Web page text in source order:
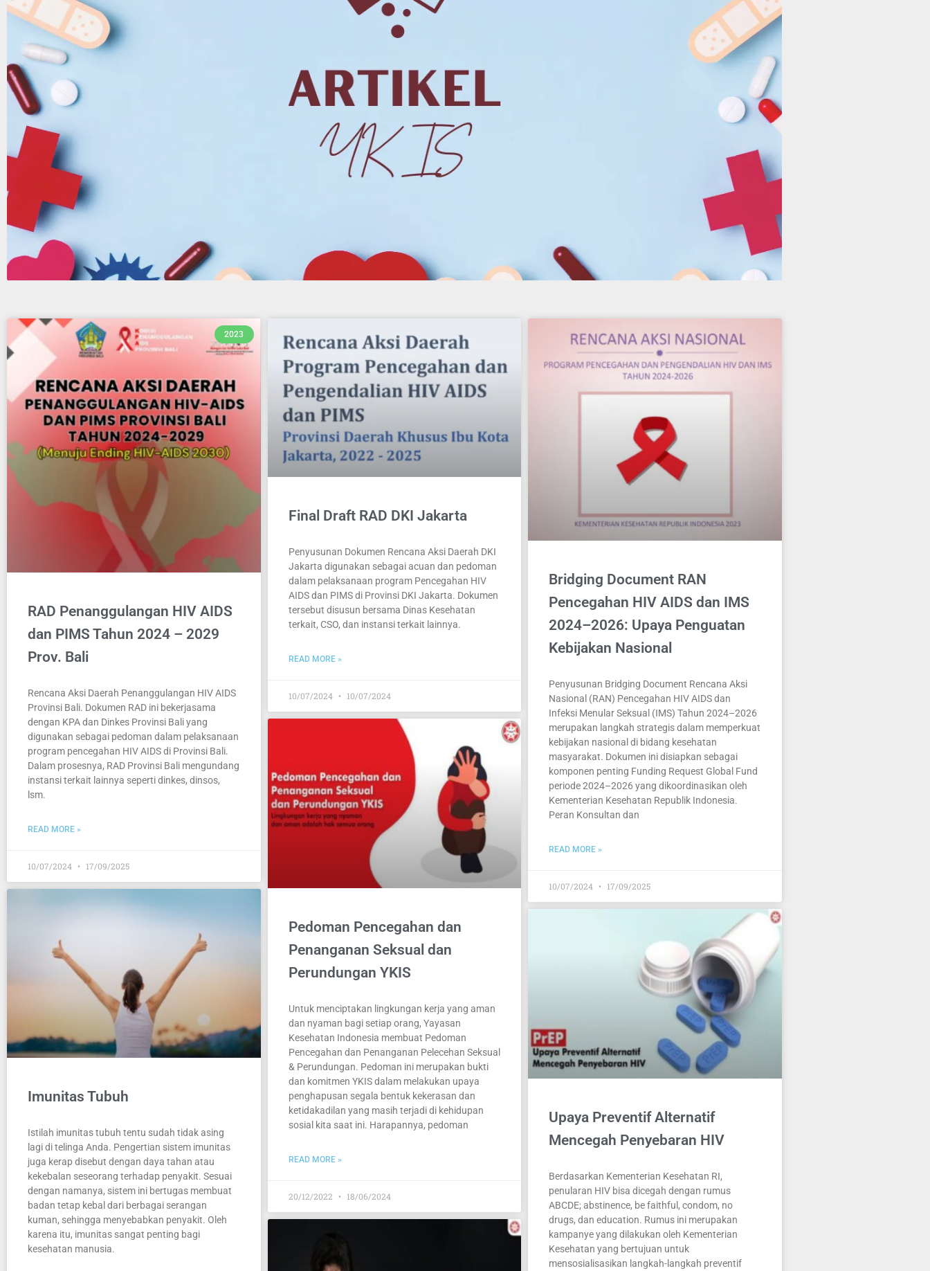
2023
RAD Penanggulangan HIV AIDS
dan PIMS Tahun 2024 – 2029
Prov. Bali
Rencana Aksi Daerah Penanggulangan HIV AIDS
Provinsi Bali. Dokumen RAD ini bekerjasama
dengan KPA dan Dinkes Provinsi Bali yang
digunakan sebagai pedoman dalam pelaksanaan
program pencegahan HIV AIDS di Provinsi Bali.
Dalam prosesnya, RAD Provinsi Bali mengundang
instansi terkait lainnya seperti dinkes, dinsos,
lsm.
READ MORE »
10/07/2024 17/09/2025
Final Draft RAD DKI Jakarta
Penyusunan Dokumen Rencana Aksi Daerah DKI
Jakarta digunakan sebagai acuan dan pedoman
dalam pelaksanaan program Pencegahan HIV
AIDS dan PIMS di Provinsi DKI Jakarta. Dokumen
tersebut disusun bersama Dinas Kesehatan
terkait, CSO, dan instansi terkait lainnya.
READ MORE »
10/07/2024 10/07/2024
Bridging Document RAN
Pencegahan HIV AIDS dan IMS
2024–2026: Upaya Penguatan
Kebijakan Nasional
Penyusunan Bridging Document Rencana Aksi
Nasional (RAN) Pencegahan HIV AIDS dan
Infeksi Menular Seksual (IMS) Tahun 2024–2026
merupakan langkah strategis dalam memperkuat
kebijakan nasional di bidang kesehatan
masyarakat. Dokumen ini disiapkan sebagai
komponen penting Funding Request Global Fund
periode 2024–2026 yang dikoordinasikan oleh
Kementerian Kesehatan Republik Indonesia.
Peran Konsultan dan
READ MORE »
10/07/2024 17/09/2025
Imunitas Tubuh
Istilah imunitas tubuh tentu sudah tidak asing
lagi di telinga Anda. Pengertian sistem imunitas
juga kerap disebut dengan daya tahan atau
kekebalan seseorang terhadap penyakit. Sesuai
dengan namanya, sistem ini bertugas membuat
badan tetap kebal dari berbagai serangan
kuman, sehingga menyebabkan penyakit. Oleh
karena itu, imunitas sangat penting bagi
kesehatan manusia.
Pedoman Pencegahan dan
Penanganan Seksual dan
Perundungan YKIS
Untuk menciptakan lingkungan kerja yang aman
dan nyaman bagi setiap orang, Yayasan
Kesehatan Indonesia membuat Pedoman
Pencegahan dan Penanganan Pelecehan Seksual
& Perundungan. Pedoman ini merupakan bukti
dan komitmen YKIS dalam melakukan upaya
penghapusan segala bentuk kekerasan dan
ketidakadilan yang masih terjadi di kehidupan
sosial kita saat ini. Harapannya, pedoman
READ MORE »
20/12/2022 18/06/2024
Upaya Preventif Alternatif
Mencegah Penyebaran HIV
Berdasarkan Kementerian Kesehatan RI,
penularan HIV bisa dicegah dengan rumus
ABCDE; abstinence, be faithful, condom, no
drugs, dan education. Rumus ini merupakan
kampanye yang dilakukan oleh Kementerian
Kesehatan yang bertujuan untuk
mensosialisasikan langkah-langkah preventif